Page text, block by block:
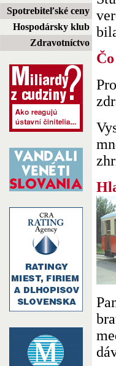
Spotrebiteľské ceny
Hospodársky klub
Zdravotníctvo